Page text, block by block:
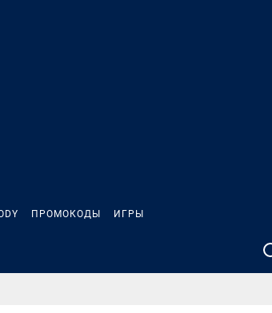
ПРОМОКОДЫ ИГРЫ